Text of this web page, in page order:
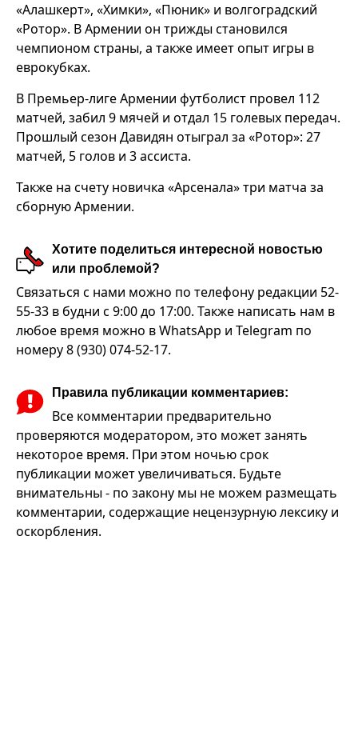
«Алашкерт», «Химки», «Пюник» и волгоградский
«Ротор». В Армении он трижды становился
чемпионом страны, а также имеет опыт игры в
еврокубках.
В Премьер-лиге Армении футболист провел 112
матчей, забил 9 мячей и отдал 15 голевых передач.
Прошлый сезон Давидян отыграл за «Ротор»: 27
матчей, 5 голов и 3 ассиста.
Также на счету новичка «Арсенала» три матча за
сборную Армении.
Хотите поделиться интересной новостью
или проблемой?
Связаться с нами можно по телефону редакции 52-
55-33 в будни с 9:00 до 17:00. Также написать нам в
любое время можно в WhatsApp и Telegram по
номеру 8 (930) 074-52-17.
Правила публикации комментариев:
Все комментарии предварительно
проверяются модератором, это может занять
некоторое время. При этом ночью срок
публикации может увеличиваться. Будьте
внимательны - по закону мы не можем размещать
комментарии, содержащие нецензурную лексику и
оскорбления.